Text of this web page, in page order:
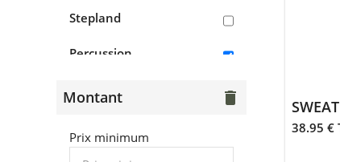
> Sweats, pulls, polaires
> Vestes, doudounes,
> Gilets
Chaussants
Stepland
Percussion
Opinel
Blackfox
Montant delete
Prix minimum
38.95 €